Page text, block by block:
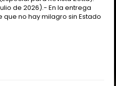
de 2026).- En la entrega
no hay milagro sin Estado